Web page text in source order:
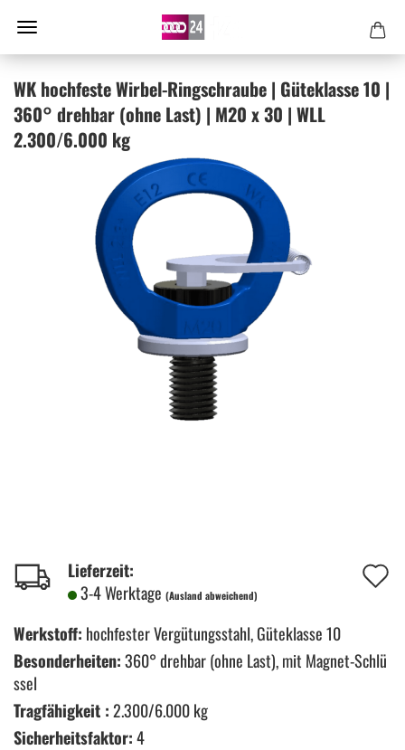
WK hoch­fes­te Wirbel-​Ringschraube | Gü­te­klas­se 10 |
360° dreh­bar (ohne Last) | M20 x 30 | WLL
2.300/6.000 kg
Lieferzeit:
3-4 Werktage (Ausland abweichend)
Werkstoff: hochfester Vergütungsstahl, Güteklasse 10
Besonderheiten:360° drehbar (ohne Last), mit Magnet-Schlü
ssel
Tragfähigkeit :2.300/6.000 kg
Sicherheitsfaktor:4